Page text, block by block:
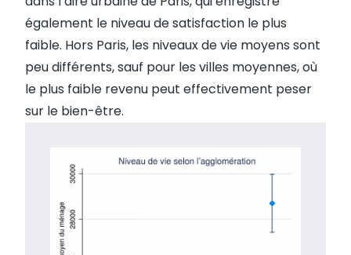
également le niveau de satisfaction le plus
faible. Hors Paris, les niveaux de vie moyens sont
peu différents, sauf pour les villes moyennes, où
le plus faible revenu peut effectivement peser
sur le bien-être.